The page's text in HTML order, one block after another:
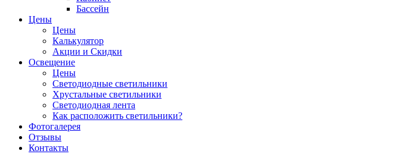
Бассейн
Цены
Цены
Калькулятор
Акции и Скидки
Освещение
Цены
Светодиодные светильники
Хрустальные светильники
Светодиодная лента
Как расположить светильники?
Фотогалерея
Отзывы
Контакты